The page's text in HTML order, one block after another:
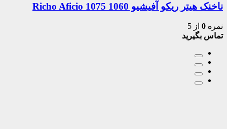
ناخنک هیتر ریکو آفیشیو 1060 1075 Richo Aficio
نمره 0 از 5
تماس بگیرید